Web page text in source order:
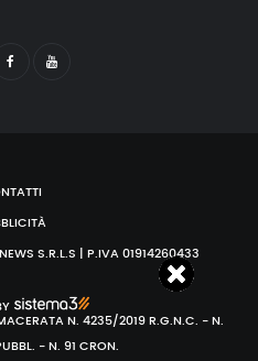
S.R.L.S | P.IVA 01914260433
N. 4235/2019 R.G.N.C. - N.
- N. 91 CRON.